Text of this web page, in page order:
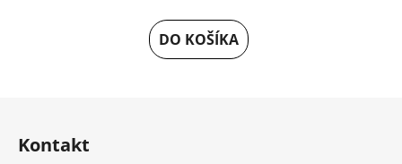
DO KOŠÍKA
Kontakt